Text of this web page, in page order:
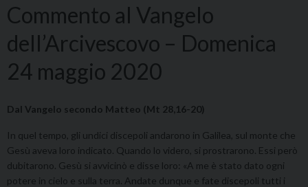
Commento al Vangelo
dell’Arcivescovo – Domenica
24 maggio 2020
Dal Vangelo secondo Matteo (Mt 28,16-20)
In quel tempo, gli undici discepoli andarono in Galilea, sul monte che
Gesù aveva loro indicato. Quando lo videro, si prostrarono. Essi però
dubitarono. Gesù si avvicinò e disse loro: «A me è stato dato ogni
potere in cielo e sulla terra. Andate dunque e fate discepoli tutti i